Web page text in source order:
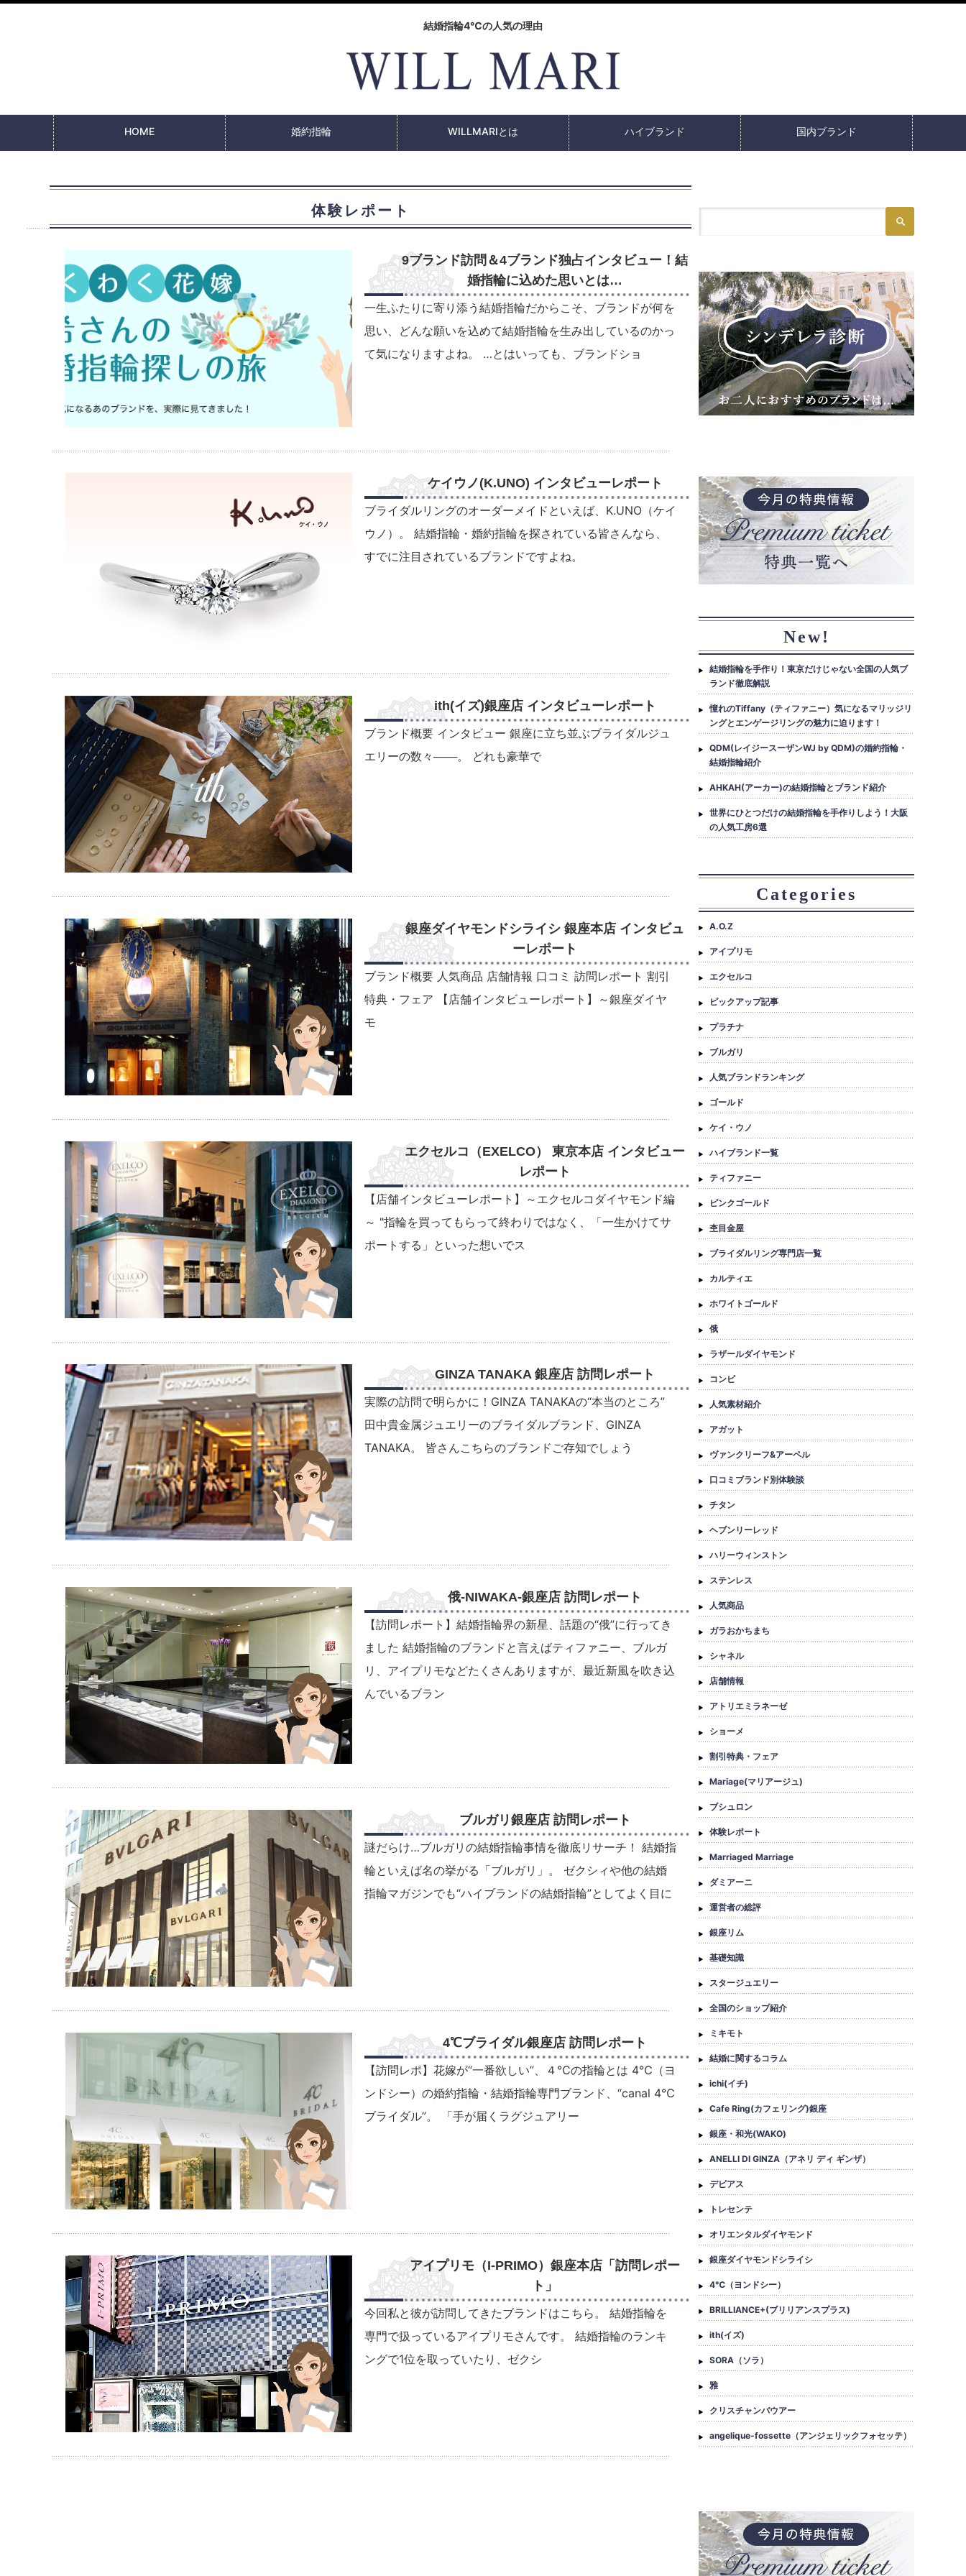
結婚指輪4℃の人気の理由
HOME 婚約指輪 WILLMARIとは ハイブランド 国内ブランド
体験レポート
9ブランド訪問＆4ブランド独占インタビュー！結
婚指輪に込めた思いとは…
一生ふたりに寄り添う結婚指輪だからこそ、ブランドが何を
思い、どんな願いを込めて結婚指輪を生み出しているのかっ
て気になりますよね。 …とはいっても、ブランドショ
ケイウノ(K.UNO) インタビューレポート
ブライダルリングのオーダーメイドといえば、K.UNO（ケイ
ウノ）。 結婚指輪・婚約指輪を探されている皆さんなら、
すでに注目されているブランドですよね。
ith(イズ)銀座店 インタビューレポート
ブランド概要 インタビュー 銀座に立ち並ぶブライダルジュ
エリーの数々───。 どれも豪華で
銀座ダイヤモンドシライシ 銀座本店 インタビュ
ーレポート
ブランド概要 人気商品 店舗情報 口コミ 訪問レポート 割引
特典・フェア 【店舗インタビューレポート】～銀座ダイヤ
モ
エクセルコ（EXELCO） 東京本店 インタビュー
レポート
【店舗インタビューレポート】～エクセルコダイヤモンド編
～ "指輪を買ってもらって終わりではなく、「一生かけてサ
ポートする」といった想いでス
GINZA TANAKA 銀座店 訪問レポート
実際の訪問で明らかに！GINZA TANAKAの“本当のところ”
田中貴金属ジュエリーのブライダルブランド、GINZA
TANAKA。 皆さんこちらのブランドご存知でしょう
俄-NIWAKA-銀座店 訪問レポート
【訪問レポート】結婚指輪界の新星、話題の“俄”に行ってき
ました 結婚指輪のブランドと言えばティファニー、ブルガ
リ、アイプリモなどたくさんありますが、最近新風を吹き込
んでいるブラン
ブルガリ銀座店 訪問レポート
謎だらけ…ブルガリの結婚指輪事情を徹底リサーチ！ 結婚指
輪といえば名の挙がる「ブルガリ」。 ゼクシィや他の結婚
指輪マガジンでも“ハイブランドの結婚指輪”としてよく目に
4℃ブライダル銀座店 訪問レポート
【訪問レポ】花嫁が“一番欲しい”、４℃の指輪とは 4℃（ヨ
ンドシー）の婚約指輪・結婚指輪専門ブランド、“canal 4℃
ブライダル”。 「手が届くラグジュアリー
アイプリモ（I-PRIMO）銀座本店「訪問レポー
ト」
今回私と彼が訪問してきたブランドはこちら。 結婚指輪を
専門で扱っているアイプリモさんです。 結婚指輪のランキ
ングで1位を取っていたり、ゼクシ
New!
結婚指輪を手作り！東京だけじゃない全国の人気ブ
ランド徹底解説
憧れのTiffany（ティファニー）気になるマリッジリ
ングとエンゲージリングの魅力に迫ります！
QDM(レイジースーザンWJ by QDM)の婚約指輪・
結婚指輪紹介
AHKAH(アーカー)の結婚指輪とブランド紹介
世界にひとつだけの結婚指輪を手作りしよう！大阪
の人気工房6選
Categories
A.O.Z
アイプリモ
エクセルコ
ピックアップ記事
プラチナ
ブルガリ
人気ブランドランキング
ゴールド
ケイ・ウノ
ハイブランド一覧
ティファニー
ピンクゴールド
杢目金屋
ブライダルリング専門店一覧
カルティエ
ホワイトゴールド
俄
ラザールダイヤモンド
コンビ
人気素材紹介
アガット
ヴァンクリーフ&アーペル
口コミブランド別体験談
チタン
ヘブンリーレッド
ハリーウィンストン
ステンレス
人気商品
ガラおかちまち
シャネル
店舗情報
アトリエミラネーゼ
ショーメ
割引特典・フェア
Mariage(マリアージュ)
ブシュロン
体験レポート
Marriaged Marriage
ダミアーニ
運営者の総評
銀座リム
基礎知識
スタージュエリー
全国のショップ紹介
ミキモト
結婚に関するコラム
ichi(イチ)
Cafe Ring(カフェリング)銀座
銀座・和光(WAKO)
ANELLI DI GINZA（アネリ ディ ギンザ）
デビアス
トレセンテ
オリエンタルダイヤモンド
銀座ダイヤモンドシライシ
4℃（ヨンドシー）
BRILLIANCE+(ブリリアンスプラス)
ith(イズ)
SORA（ソラ）
雅
クリスチャンバウアー
angelique-fossette（アンジェリックフォセッテ）